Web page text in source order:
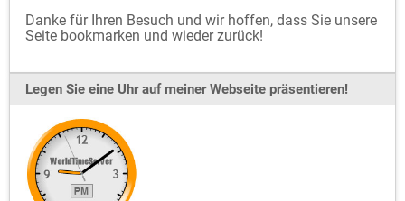
Danke für Ihren Besuch und wir hoffen, dass Sie unsere
Seite bookmarken und wieder zurück!
Legen Sie eine Uhr auf meiner Webseite präsentieren!